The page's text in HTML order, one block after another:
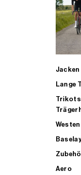
Jacken
Lange
Trikots
Westen
Aero
ALLE